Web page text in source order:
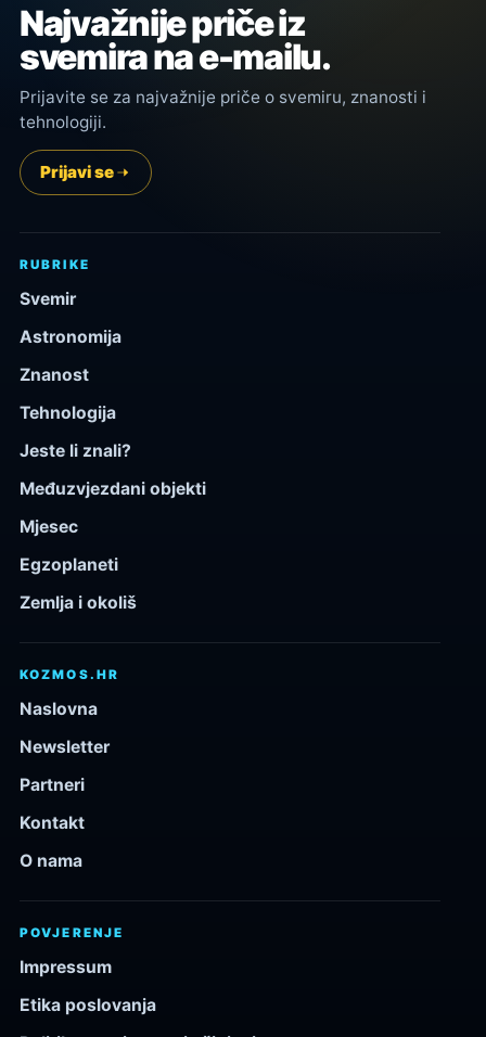
Najvažnije priče iz
svemira na e-mailu.
Prijavite se za najvažnije priče o svemiru, znanosti i
tehnologiji.
Prijavi se
RUBRIKE
Svemir
Astronomija
Znanost
Tehnologija
Jeste li znali?
Međuzvjezdani objekti
Mjesec
Egzoplaneti
Zemlja i okoliš
KOZMOS.HR
Naslovna
Newsletter
Partneri
Kontakt
O nama
POVJERENJE
Impressum
Etika poslovanja